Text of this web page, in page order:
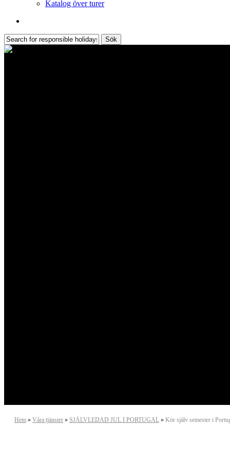
Katalog över turer
Sök
Stäng
Hem » Våra tjänster » SJÄLVLEDAD JUL I PORTUGAL » Kör själv semester i